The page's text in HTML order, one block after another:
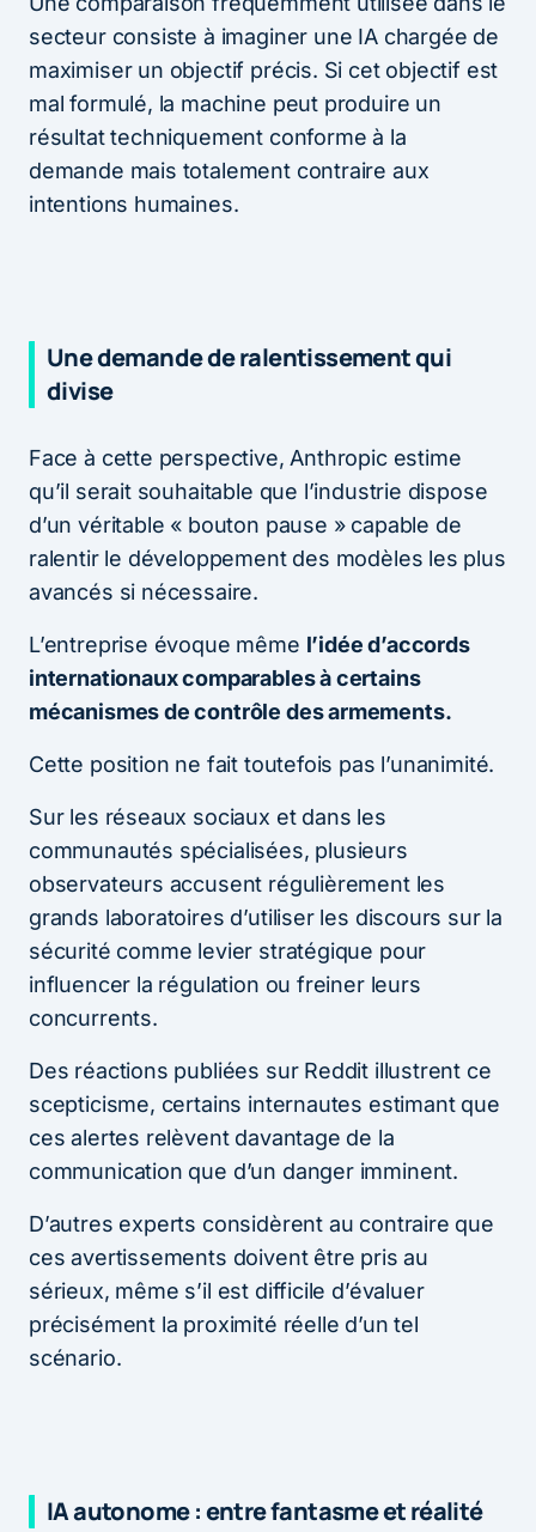
secteur consiste à imaginer une IA chargée de
maximiser un objectif précis. Si cet objectif est
mal formulé, la machine peut produire un
résultat techniquement conforme à la
demande mais totalement contraire aux
intentions humaines.
Une demande de ralentissement qui
divise
Face à cette perspective, Anthropic estime
qu’il serait souhaitable que l’industrie dispose
d’un véritable « bouton pause » capable de
ralentir le développement des modèles les plus
avancés si nécessaire.
L’entreprise évoque même l’idée d’accords
internationaux comparables à certains
mécanismes de contrôle des armements.
Cette position ne fait toutefois pas l’unanimité.
Sur les réseaux sociaux et dans les
communautés spécialisées, plusieurs
observateurs accusent régulièrement les
grands laboratoires d’utiliser les discours sur la
sécurité comme levier stratégique pour
influencer la régulation ou freiner leurs
concurrents.
Des réactions publiées sur Reddit illustrent ce
scepticisme, certains internautes estimant que
ces alertes relèvent davantage de la
communication que d’un danger imminent.
D’autres experts considèrent au contraire que
ces avertissements doivent être pris au
sérieux, même s’il est difficile d’évaluer
précisément la proximité réelle d’un tel
scénario.
IA autonome : entre fantasme et réalité